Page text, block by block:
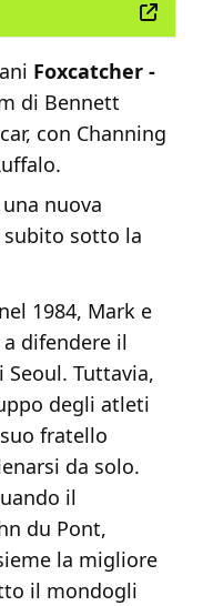
Foxcatcher -
di Bennett
con Channing
nuova
subito sotto la
1984, Mark e
difendere il
Tuttavia,
degli atleti
fratello
da solo.
il
du Pont,
la migliore
il mondogli